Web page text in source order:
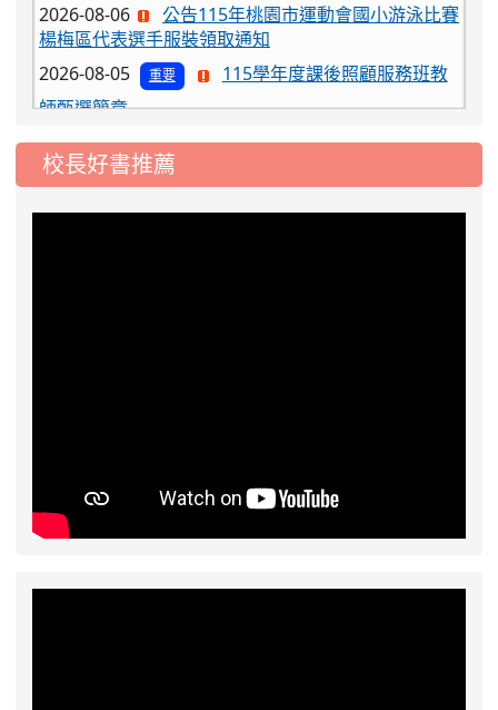
楊梅區代表選手服裝領取通知
2026-08-05
重要
115學年度課後照顧服務班教
師甄選簡章
態編班結果公告
2026-07-31
公告
學校對面建案申請8月份「施
校長好書推薦